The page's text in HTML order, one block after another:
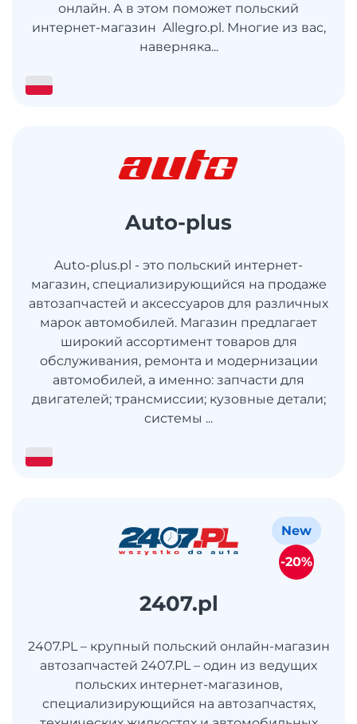
онлайн. А в этом поможет польский
интернет-магазин Allegro.pl. Многие из вас,
наверняка...
Auto-plus
Auto-plus.pl - это польский интернет-
магазин, специализирующийся на продаже
автозапчастей и аксессуаров для различных
марок автомобилей. Магазин предлагает
широкий ассортимент товаров для
обслуживания, ремонта и модернизации
автомобилей, а именно: запчасти для
двигателей; трансмиссии; кузовные детали;
системы ...
2407.pl
2407.PL – крупный польский онлайн-магазин
автозапчастей 2407.PL – один из ведущих
польских интернет-магазинов,
специализирующийся на автозапчастях,
New
-20%